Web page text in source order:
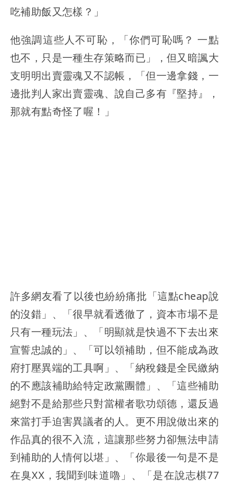
吃補助飯又怎樣？」
他強調這些人不可恥，「你們可恥嗎？ 一點
也不，只是一種生存策略而已」，但又暗諷大
支明明出賣靈魂又不認帳，「但一邊拿錢，一
邊批判人家出賣靈魂、說自己多有『堅持』，
那就有點奇怪了喔！」
許多網友看了以後也紛紛痛批「這點cheap說
的沒錯」、「很早就看透徹了，資本市場不是
只有一種玩法」、「明顯就是快過不下去出來
宣誓忠誠的」、「可以領補助，但不能成為政
府打壓異端的工具啊」、「納稅錢是全民繳納
的不應該補助給特定政黨團體」、「這些補助
絕對不是給那些只對當權者歌功頌德，還反過
來當打手迫害異議者的人。更不用說做出來的
作品真的很不入流，這讓那些努力卻無法申請
到補助的人情何以堪」、「你最後一句是不是
在臭XX，我聞到味道嚕」、「是在說志棋77